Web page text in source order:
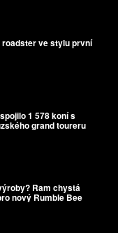
ve stylu první
1 578 koní s
grand toureru
Ram chystá
nový Rumble Bee